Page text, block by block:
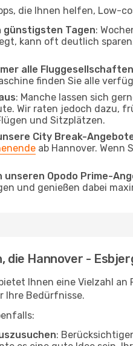
die Ihnen helfen, Low-
günstigsten Tagen:
kann oft deutlich
alle Fluggesellschaften
finden Sie alle
: Manche lassen sich
Wir raten jedoch dazu,
und Sitzplätzen.
City Break-
ab Hannover. Wenn
unseren Opodo Prime-
und genießen dabei
die Hannover -
Ihnen eine Vielzahl an
Ihre Bedürfnisse.
: